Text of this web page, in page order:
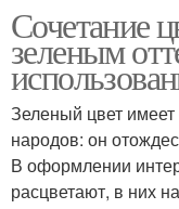
Сочетание
зеленым
Зеленый цвет
народов: он
В оформлении
расцветают, в них